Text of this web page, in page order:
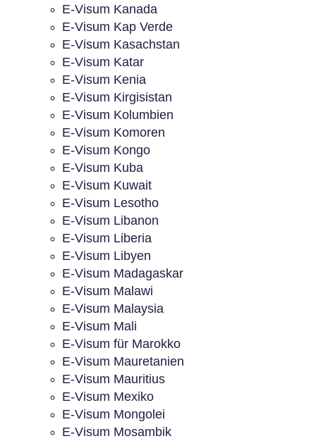
E-Visum Kanada
E-Visum Kap Verde
E-Visum Kasachstan
E-Visum Katar
E-Visum Kenia
E-Visum Kirgisistan
E-Visum Kolumbien
E-Visum Komoren
E-Visum Kongo
E-Visum Kuba
E-Visum Kuwait
E-Visum Lesotho
E-Visum Libanon
E-Visum Liberia
E-Visum Libyen
E-Visum Madagaskar
E-Visum Malawi
E-Visum Malaysia
E-Visum Mali
E-Visum für Marokko
E-Visum Mauretanien
E-Visum Mauritius
E-Visum Mexiko
E-Visum Mongolei
E-Visum Mosambik